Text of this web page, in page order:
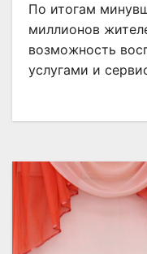
По итогам
миллионов
возможность
услугами и